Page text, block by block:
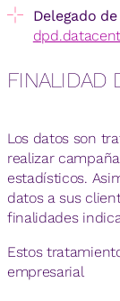
Delegado
FINALIDAD
Los datos son
realizar
estadísticos.
datos a sus
finalidades
Estos
empresarial